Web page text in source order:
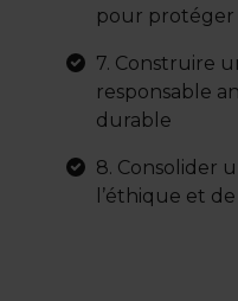
pour protéger
7. Construire
responsable
durable
8. Consolider
l’éthique et